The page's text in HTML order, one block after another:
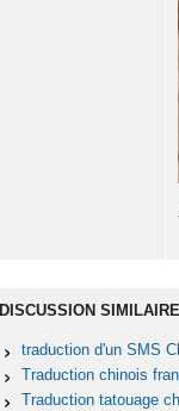
DISCUSSION
traduction d'un SMS
Traduction chinois
Traduction tatouage